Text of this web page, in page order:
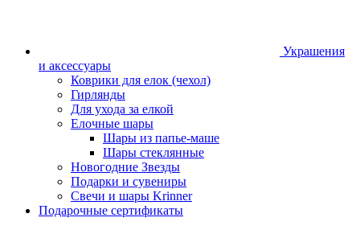
Украшения
и аксессуары
Коврики для елок (чехол)
Гирлянды
Для ухода за елкой
Елочные шары
Шары из папье-маше
Шары стеклянные
Новогодние Звезды
Подарки и сувениры
Свечи и шары Krinner
Подарочные сертификаты